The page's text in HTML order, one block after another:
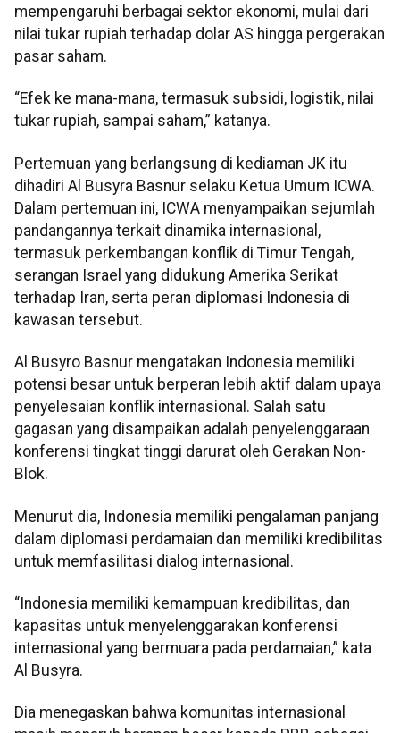
mempengaruhi berbagai sektor ekonomi, mulai dari
nilai tukar rupiah terhadap dolar AS hingga pergerakan
pasar saham.
“Efek ke mana-mana, termasuk subsidi, logistik, nilai
tukar rupiah, sampai saham,” katanya.
Pertemuan yang berlangsung di kediaman JK itu
dihadiri Al Busyra Basnur selaku Ketua Umum ICWA.
Dalam pertemuan ini, ICWA menyampaikan sejumlah
pandangannya terkait dinamika internasional,
termasuk perkembangan konflik di Timur Tengah,
serangan Israel yang didukung Amerika Serikat
terhadap Iran, serta peran diplomasi Indonesia di
kawasan tersebut.
Al Busyro Basnur mengatakan Indonesia memiliki
potensi besar untuk berperan lebih aktif dalam upaya
penyelesaian konflik internasional. Salah satu
gagasan yang disampaikan adalah penyelenggaraan
konferensi tingkat tinggi darurat oleh Gerakan Non-
Blok.
Menurut dia, Indonesia memiliki pengalaman panjang
dalam diplomasi perdamaian dan memiliki kredibilitas
untuk memfasilitasi dialog internasional.
“Indonesia memiliki kemampuan kredibilitas, dan
kapasitas untuk menyelenggarakan konferensi
internasional yang bermuara pada perdamaian,” kata
Al Busyra.
Dia menegaskan bahwa komunitas internasional